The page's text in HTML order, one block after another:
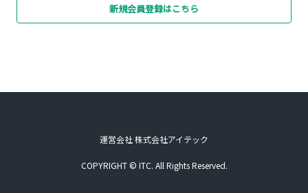
新規会員登録はこちら
運営会社 株式会社アイテック
COPYRIGHT © ITC. All Rights Reserved.